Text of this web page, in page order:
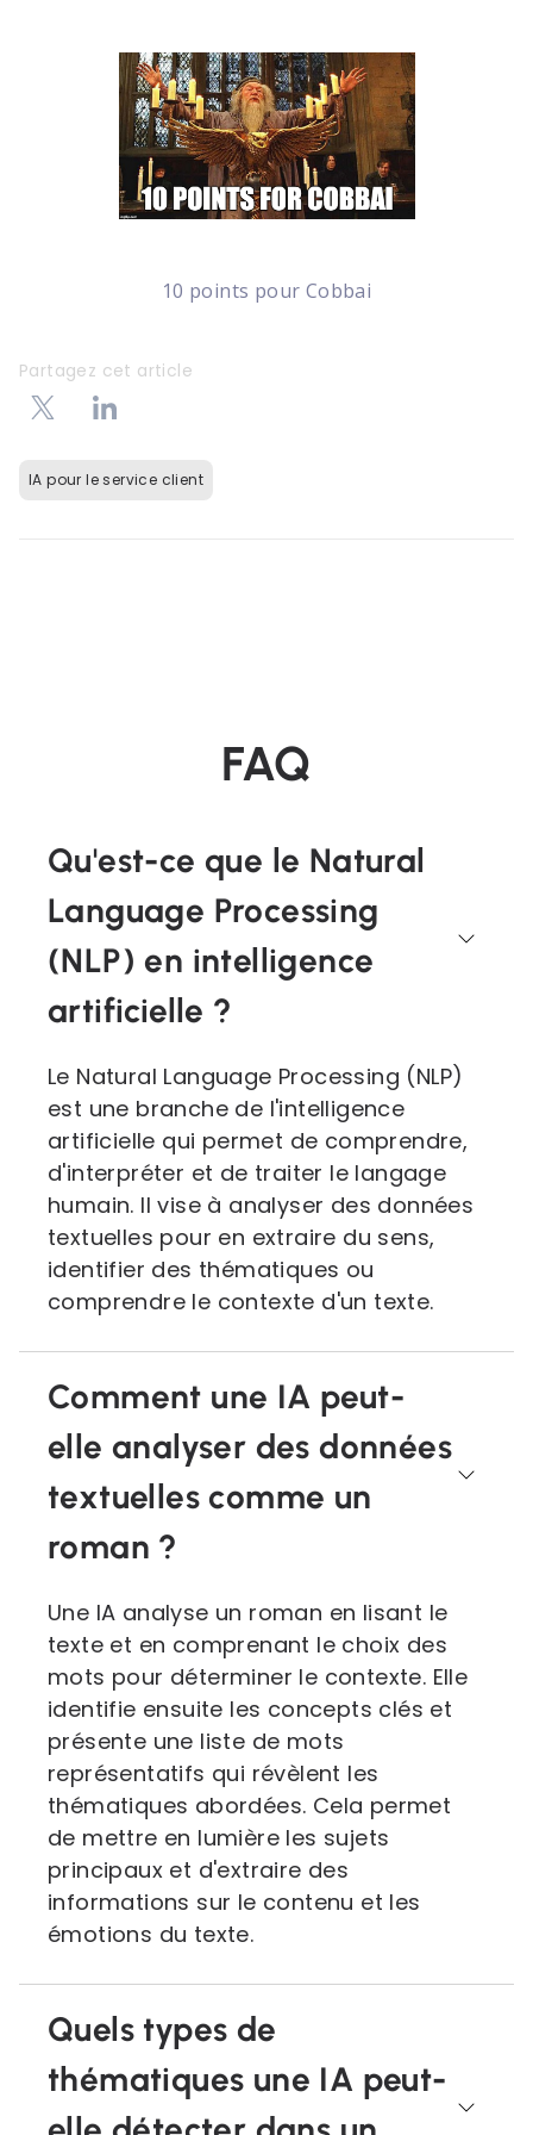
10 points pour Cobbai
Partagez cet article
IA pour le service client
FAQ
Qu'est-ce que le Natural
Language Processing
(NLP) en intelligence
artificielle ?
Le Natural Language Processing (NLP)
est une branche de l'intelligence
artificielle qui permet de comprendre,
d'interpréter et de traiter le langage
humain. Il vise à analyser des données
textuelles pour en extraire du sens,
identifier des thématiques ou
comprendre le contexte d'un texte.
Comment une IA peut-
elle analyser des données
textuelles comme un
roman ?
Une IA analyse un roman en lisant le
texte et en comprenant le choix des
mots pour déterminer le contexte. Elle
identifie ensuite les concepts clés et
présente une liste de mots
représentatifs qui révèlent les
thématiques abordées. Cela permet
de mettre en lumière les sujets
principaux et d'extraire des
informations sur le contenu et les
émotions du texte.
Quels types de
thématiques une IA peut-